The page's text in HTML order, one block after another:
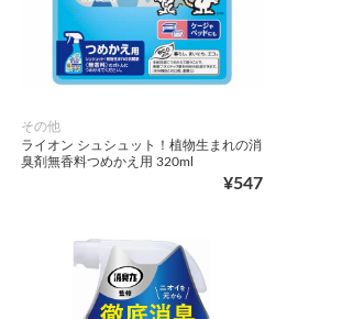
その他
ライオン シュシュット！植物生まれの消
臭剤無香料つめかえ用 320ml
¥547